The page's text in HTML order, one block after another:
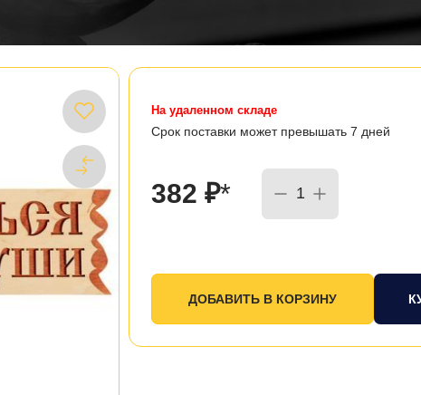
На удаленном складе
Срок поставки может превышать 7 дней
382 ₽*